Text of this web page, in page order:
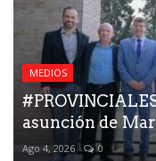
MEDIOS
asunción de
Ago 4, 2026 0